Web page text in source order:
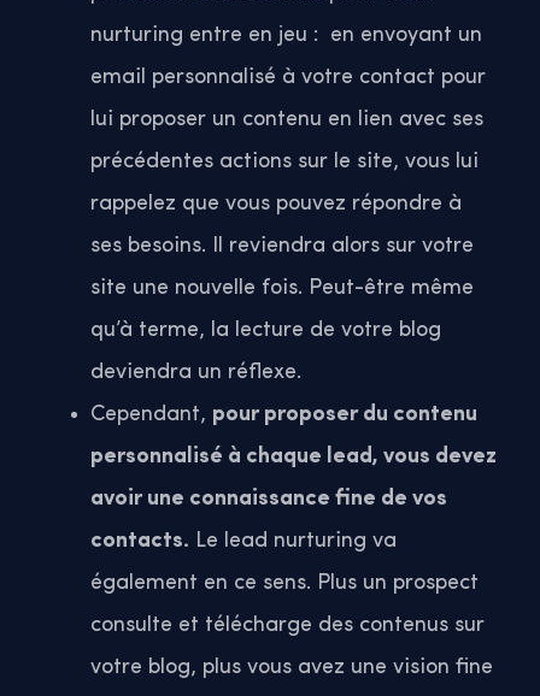
nurturing entre en jeu : en envoyant un
email personnalisé à votre contact pour
lui proposer un contenu en lien avec ses
précédentes actions sur le site, vous lui
rappelez que vous pouvez répondre à
ses besoins. Il reviendra alors sur votre
site une nouvelle fois. Peut-être même
qu’à terme, la lecture de votre blog
deviendra un réflexe.
Cependant, pour proposer du contenu
personnalisé à chaque lead, vous devez
avoir une connaissance fine de vos
contacts. Le lead nurturing va
également en ce sens. Plus un prospect
consulte et télécharge des contenus sur
votre blog, plus vous avez une vision fine